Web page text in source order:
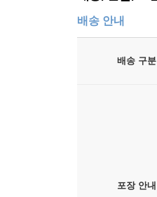
배송 안내
배송 구분
포장 안내